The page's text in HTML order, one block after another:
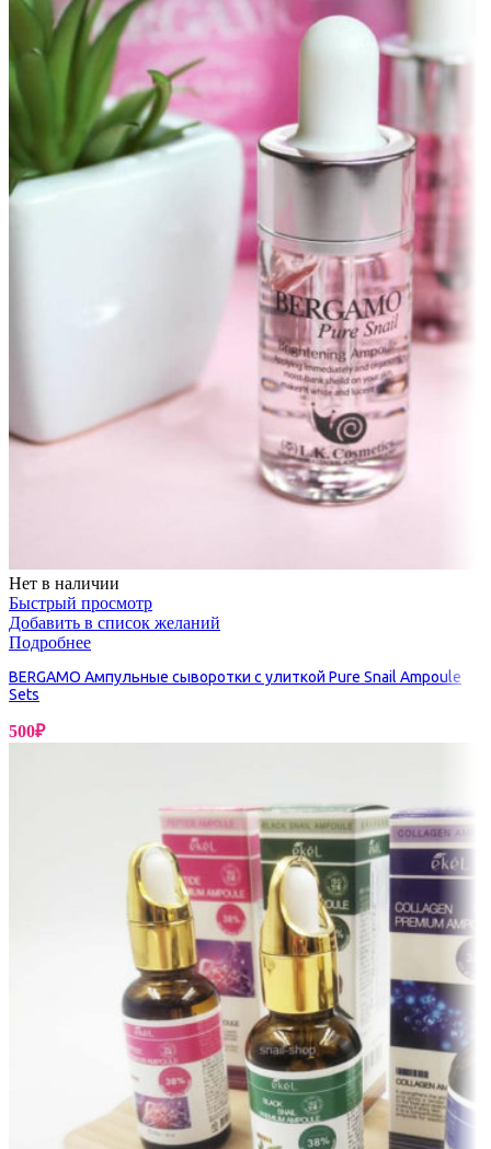
Нет в наличии
Быстрый просмотр
Добавить в список желаний
Подробнее
BERGAMO Ампульные сыворотки с улиткой Pure Snail Ampoule
Sets
500₽